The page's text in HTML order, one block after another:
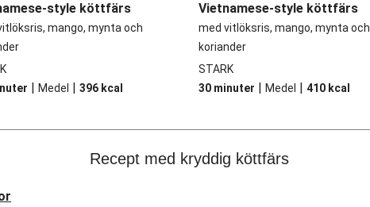
style köttfärs
mango, mynta och
| Medel | 396 kcal
Vietnamese-style köttfärs
med vitlöksris, mango, mynta och
koriander
STARK
30 minuter | Medel | 410 kcal
Recept med kryddig köttfärs